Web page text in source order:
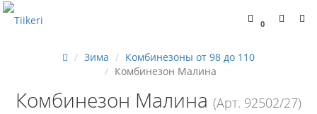
0
Зима
Комбинезоны от 98 до 110
Комбинезон Малина
Комбинезон Малина (Арт. 92502/27)